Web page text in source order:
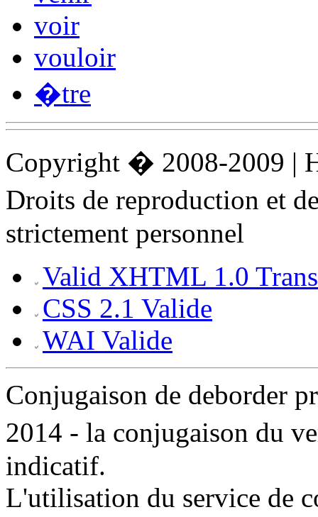
voir
vouloir
�tre
Copyright � 2008-2009 |
Droits de reproduction et
strictement personnel
Valid XHTML 1.0
CSS 2.1 Valide
WAI Valide
Conjugaison de
2014 - la conjugaison du
indicatif.
L'utilisation du service de